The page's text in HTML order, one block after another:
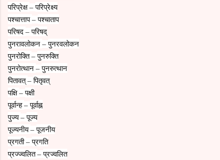
परिप्रेक्ष–परिप्रेक्ष्य
पश्चात्ताप–पश्चाताप
परिषद –परिषद्
पुनरावलोकन –पुनरवलोकन
पुनरोक्ति–पुनरुक्ति
पुनरोत्थान –पुनरुत्थान
पितावत्–पितृवत्
पक्षि–पक्षी
पूर्वान्ह–पूर्वाह्न
पुज्य–पूज्य
पूज्यनीय–पूजनीय
प्रगती–प्रगति
प्रज्ज्वलित–प्रज्वलित